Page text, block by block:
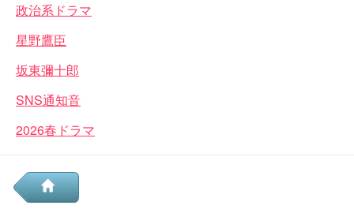
政治系ドラマ
星野鷹臣
坂東彌十郎
SNS通知音
2026春ドラマ